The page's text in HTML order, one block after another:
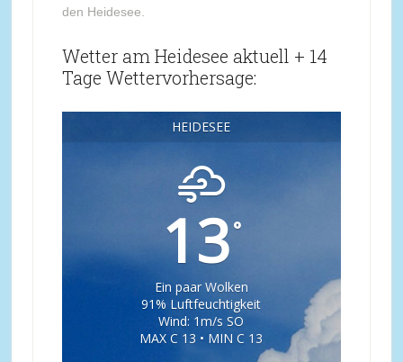
den Heidesee.
Wetter am Heidesee aktuell + 14
Tage Wettervorhersage:
HEIDESEE
13°
Ein paar Wolken
91% Luftfeuchtigkeit
Wind: 1m/s SO
MAX C 13 • MIN C 13